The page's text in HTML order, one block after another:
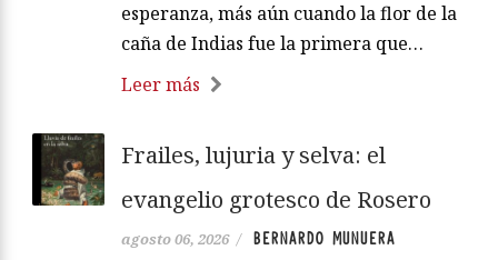
esperanza, más aún cuando la flor de la
caña de Indias fue la primera que…
Leer más
Frailes, lujuria y selva: el
evangelio grotesco de Rosero
agosto 06, 2026 /
BERNARDO MUNUERA